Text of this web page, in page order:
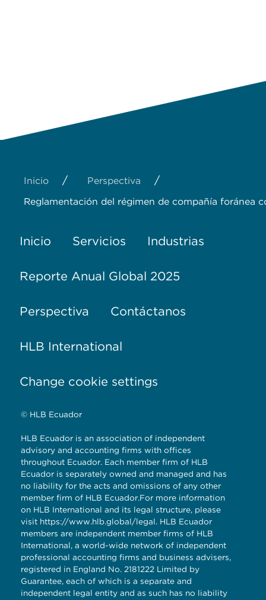
Inicio / Perspectiva /
Reglamentación del régimen de compañía foránea
Inicio Servicios Industrias
Reporte Anual Global 2025
Perspectiva Contáctanos
HLB International
Change cookie settings
© HLB Ecuador
HLB Ecuador is an association of independent
advisory and accounting firms with offices
throughout Ecuador. Each member firm of HLB
Ecuador is separately owned and managed and has
no liability for the acts and omissions of any other
member firm of HLB Ecuador.For more information
on HLB International and its legal structure, please
visit https://www.hlb.global/legal. HLB Ecuador
members are independent member firms of HLB
International, a world-wide network of independent
professional accounting firms and business advisers,
registered in England No. 2181222 Limited by
Guarantee, each of which is a separate and
independent legal entity and as such has no liability